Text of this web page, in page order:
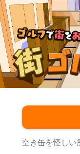
街ゴルフ2
シ
ゲーム紹介
空き缶を怪しい